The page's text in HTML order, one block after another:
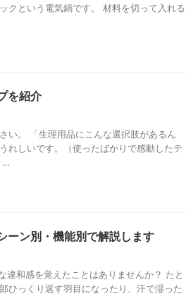
クという電気鍋です。 材料を切って入れる
を紹介
い。 「生理用品にこんな選択肢があるん
れしいです。（使ったばかりで感動したテ
…
ーン別・機能別で解説します
違和感を覚えたことはありませんか？ たと
ひっくり返す羽目になったり、汗で湿った